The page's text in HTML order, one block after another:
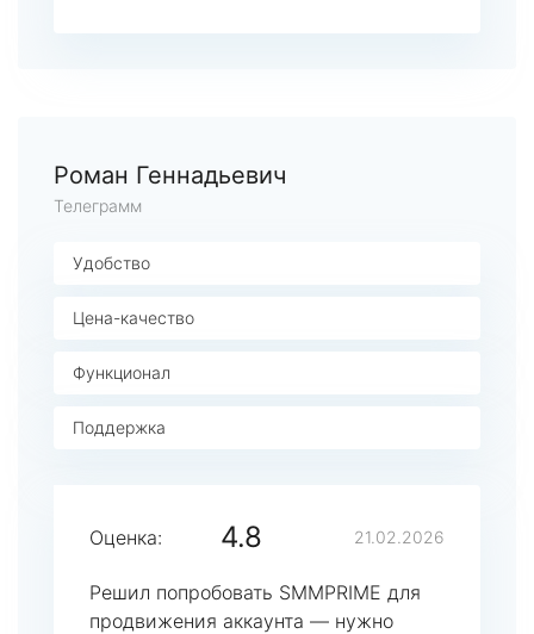
Роман Геннадьевич
Телеграмм
Удобство
Цена-качество
Функционал
Поддержка
Оценка: 4.8 21.02.2026
Решил попробовать SMMPRIME для
продвижения аккаунта — нужно